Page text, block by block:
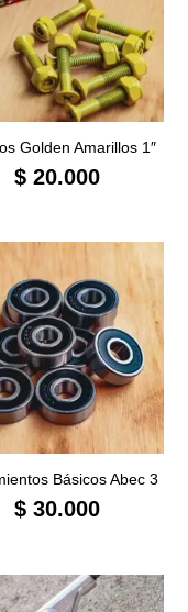
Golden Amarillos 1″
$20.000
Básicos Abec 3
$30.000